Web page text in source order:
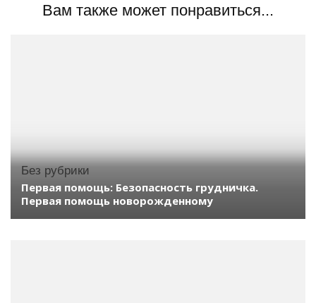
Вам также может понравиться...
Без рубрики
Первая помощь: Безопасность грудничка.
Первая помощь новорожденному